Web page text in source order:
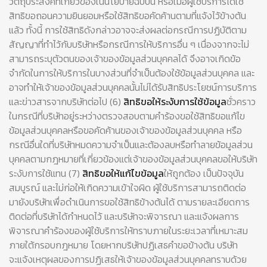
สิทธิขอถอนความยินยอมหรือใช้สิทธิขอคัดค้านตามที่แจ้งไว้ข้างต้น
แล้ว ทั้งนี้ การใช้สิทธิดังกล่าวอาจจะส่งผลต่อกรณีการปฏิบัติตาม
สัญญาที่ทำไว้กับบริษัทหรือกรณีการให้บริการอื่น ๆ เนื่องจากจะไม่
สามารถระบุตัวตนของเจ้าของข้อมูลส่วนบุคคลได้ จึงอาจเกิดข้อ
จำกัดในการให้บริการในบางส่วนที่จำเป็นต้องใช้ข้อมูลส่วนบุคคล และ
อาจทำให้เจ้าของข้อมูลส่วนบุคคลนั้นไม่ได้รับสิทธิประโยชน์การบริการ
และข่าวสารจากบริษัทต่อไป (6) สิทธิขอให้ระงับการใช้ข้อมูลชั่วคราว
ในกรณีที่บริษัทอยู่ระหว่างตรวจสอบตามคำร้องขอใช้สิทธิขอแก้ไข
ข้อมูลส่วนบุคคลหรือขอคัดค้านของเจ้าของข้อมูลส่วนบุคคล หรือ
กรณีอื่นใดที่บริษัทหมดความจำเป็นและต้องลบหรือทำลายข้อมูลส่วน
บุคคลตามกฎหมายที่เกี่ยวข้องแต่เจ้าของข้อมูลส่วนบุคคลขอให้บริษัท
ระงับการใช้แทน (7) สิทธิขอให้แก้ไขข้อมูลให้ถูกต้อง เป็นปัจจุบัน
สมบูรณ์ และไม่ก่อให้เกิดความเข้าใจผิด ผู้ใช้บริการสามารถติดต่อ
มายังบริษัทเพื่อดำเนินการขอใช้สิทธิข้างต้นได้ ตามรายละเอียดการ
ติดต่อที่บริษัทได้กำหนดไว้ และบริษัทจะพิจารณา และแจ้งผลการ
พิจารณาคำร้องของผู้ใช้บริการให้ทราบภายในระยะเวลาที่เหมาะสม
ภายใต้กรอบกฎหมาย โดยหากบริษัทปฏิเสธคำขอข้างต้น บริษัท
จะแจ้งเหตุผลของการปฏิเสธให้เจ้าของข้อมูลส่วนบุคคลทราบด้วย